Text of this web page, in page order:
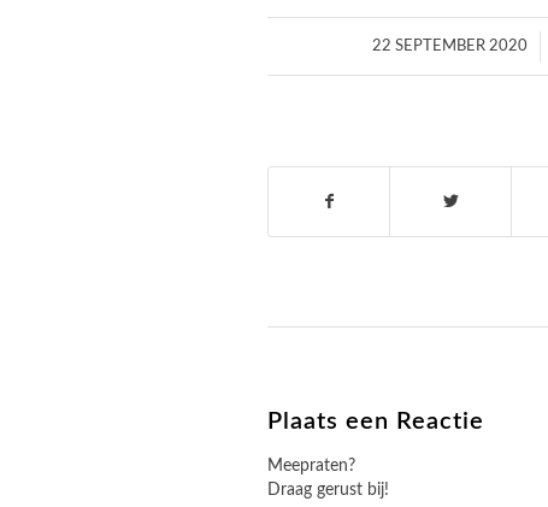
22 SEPTEMBER 2020
/
Plaats een Reactie
Meepraten?
Draag gerust bij!